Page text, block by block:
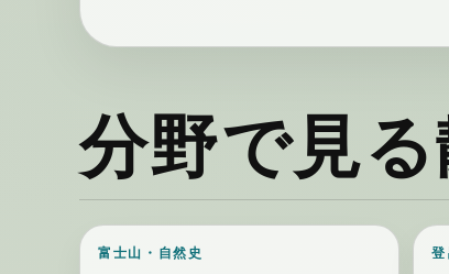
分野で見
富士山・自然史 登